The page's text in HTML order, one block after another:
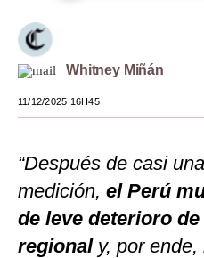
Mundo
EEUU
México
Internacional
Club del Suscriptor
Whitney Miñán
11/12/2025 16H45
“Después de casi
medición, el Perú
de leve deterioro
regionaly, por ende,